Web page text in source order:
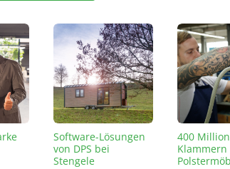
Software-Lösungen
von DPS bei
Stengele
400